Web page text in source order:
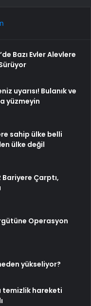
Bazı Evler Alevlere
uyarısı! Bulanık ve
yüzmeyin
sahip ülke belli
ülke değil
Bariyere Çarptı,
Operasyon
yükseliyor?
temizlik hareketi